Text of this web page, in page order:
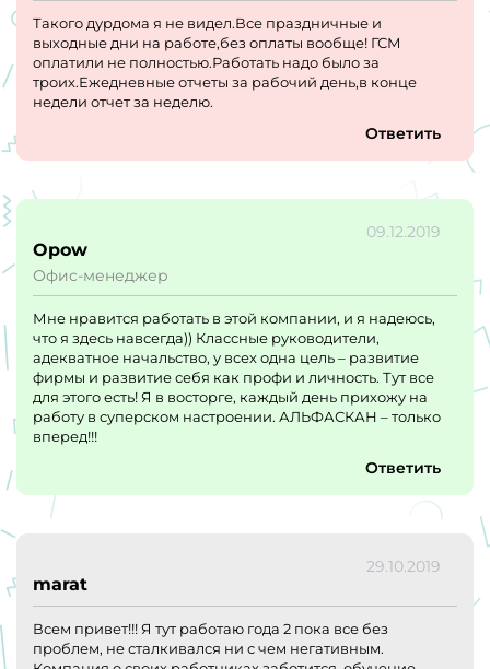
Такого дурдома я не видел.Все праздничные и
выходные дни на работе,без оплаты вообще! ГСМ
оплатили не полностью.Работать надо было за
троих.Ежедневные отчеты за рабочий день,в конце
недели отчет за неделю.
Ответить
09.12.2019
Opow
Офис-менеджер
Мне нравится работать в этой компании, и я надеюсь,
что я здесь навсегда)) Классные руководители,
адекватное начальство, у всех одна цель – развитие
фирмы и развитие себя как профи и личность. Тут все
для этого есть! Я в восторге, каждый день прихожу на
работу в суперском настроении. АЛЬФАСКАН – только
вперед!!!
Ответить
29.10.2019
marat
Всем привет!!! Я тут работаю года 2 пока все без
проблем, не сталкивался ни с чем негативным.